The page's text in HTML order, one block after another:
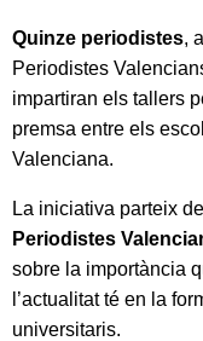
Quinze periodistes,
Periodistes
impartiran els tallers
premsa entre els
Valenciana.
La iniciativa parteix del
Periodistes
sobre la importància
l’actualitat té en la
universitaris.